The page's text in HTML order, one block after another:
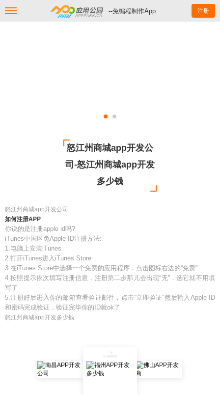
--免编程制作App 注册
怒江州商城app开发公
司-怒江州商城app开发
多少钱
怒江州商城app开发公司
如何注册APP
你说的是注册apple id吗?
iTunes中国区免Apple ID注册方法:
1.电脑上安装iTunes
2.打开iTunes进入iTunes Store
3.在iTunes Store中选择一个免费的应用程序，点击图标右边的“免费”
4.按照提示依次填写注册信息，注册第二步那儿会出现“无”，选它就不用填
写了
5.注册好后进入你的邮箱查看验证邮件，点击“立即验证”然后输入Apple ID
和密码完成验证，验证完毕你的ID就ok了
怒江州商城app开发多少钱